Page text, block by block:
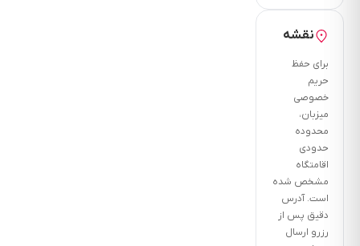
نقشه
برای حفظ
حریم
خصوصی
میزبان،
محدوده
حدودی
اقامتگاه
مشخص شده
است. آدرس
دقیق پس از
رزرو ارسال